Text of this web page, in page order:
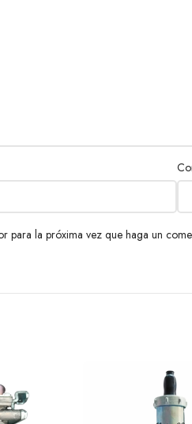
para la próxima vez que haga un